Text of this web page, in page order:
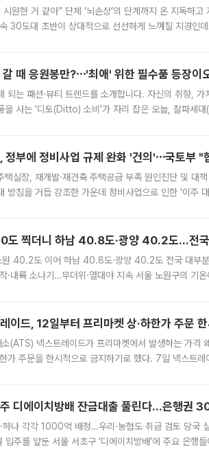
시원한 거 같아” 단체 ‘뇌손상’의 단계까지 온 지독하
30도대 초반이 상대적으로 선선하게 느껴질 지경인
갈 때 응원봉만?⋯'최애' 위한 필수품 등장이
되는 패션·뷰티 트렌드를 소개합니다. 자신의 취향,
을 사는 '디토(Ditto) 소비'가 자리 잡은 오늘, 잘파세
정부에 정비사업 규제 완화 '건의'⋯국토부 "
택실장, 재개발·재건축 주택공급 부족 원인진단 및 대
방침을 거듭 강조한 가운데 정비사업으로 인한 '이주
도 찍더니 하남 40.8도·광양 40.2도…전
원 40.2도 이어 하남 40.8도·광양 40.2도 전국 대부
·내륙 소나기…무더위·열대야 지속 서울 노원구의 기
이드, 12일부터 프리마켓 상·하한가 주문 한
소(ATS) 넥스트레이드가 프리마켓에서 발생하는 가격
가 주문을 한시적으로 금지하기로 했다. 7일 넥스트
디에이치방배 잔금대출 풀린다…은행권
·하나 각각 1000억 배정…우리·농협도 취급 검토 당국
입주를 앞둔 서울 서초구 ‘디에이치방배’에 주요 은행